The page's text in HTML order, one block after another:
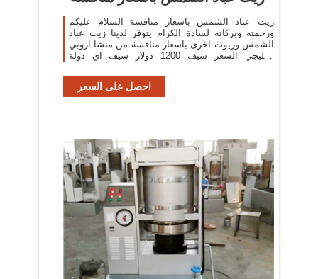
زيت عباد الشمس باسعار منافسة السلام عليكم
ورحمته وبركاته لسادة الكرام يتوفر لدينا زيت عباد
الشمس وزيوت اخرى باسعار منافسة من منشا اروبي
وخليجي السعر سيف 1200 دولار سيف اي دولة
احصل على السعر